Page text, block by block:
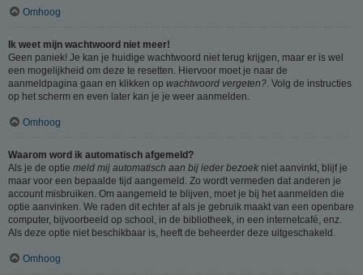
Omhoog
Ik weet mijn wachtwoord niet meer!
Geen paniek! Je kan je huidige wachtwoord niet terug krijgen, maar er is wel
een mogelijkheid om deze te resetten. Hiervoor moet je naar de
aanmeldpagina gaan en klikken op wachtwoord vergeten? . Volg de instructies
op het scherm en even later kan je je weer aanmelden.
Omhoog
Waarom word ik automatisch afgemeld?
Als je de optie meld mij automatisch aan bij ieder bezoek niet aanvinkt, blijf je
maar voor een bepaalde tijd aangemeld. Zo wordt vermeden dat anderen je
account misbruiken. Om aangemeld te blijven, moet je bij het aanmelden die
optie aanvinken. We raden dit echter af als je gebruik maakt van een openbare
computer, bijvoorbeeld op school, in de bibliotheek, in een internetcafé, enz.
Als deze optie niet beschikbaar is, heeft de beheerder deze uitgeschakeld.
Omhoog